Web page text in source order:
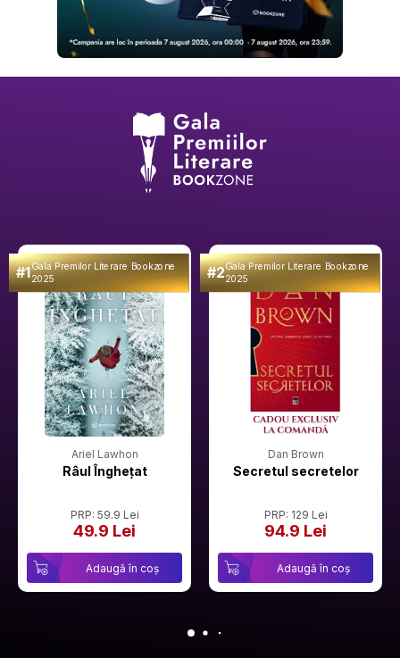
#1Gala Premilor Literare Bookzone
2025
Ariel Lawhon
Râul Înghețat
PRP: 59.9 Lei
49.9 Lei
Adaugă în coș
#2Gala Premilor Literare Bookzone
2025
Dan Brown
Secretul secretelor
PRP: 129 Lei
94.9 Lei
Adaugă în coș